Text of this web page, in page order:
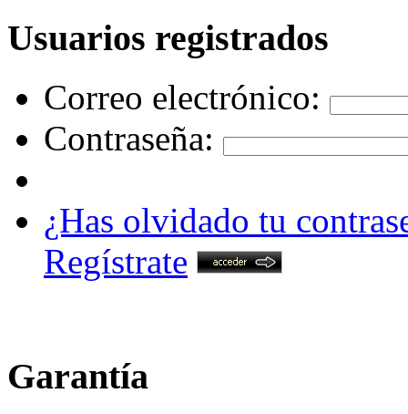
Usuarios registrados
Correo electrónico:
Contraseña:
¿Has olvidado tu
Regístrate
Garantía